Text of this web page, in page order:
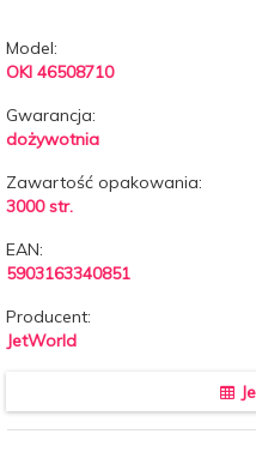
Model:
OKI 46508710
Gwarancja:
dożywotnia
Zawartość opakowania:
3000 str.
EAN:
5903163340851
Producent:
JetWorld